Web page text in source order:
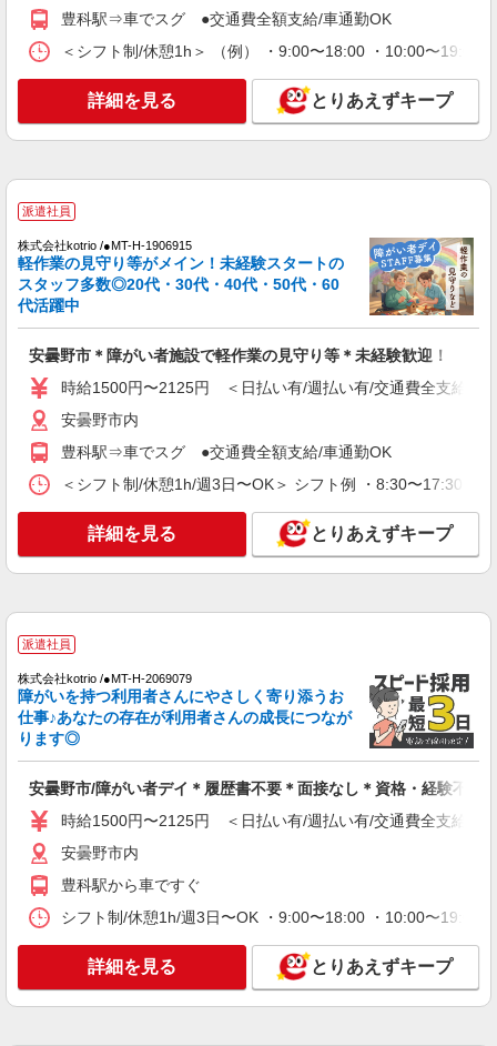
豊科駅⇒車でスグ ●交通費全額支給/車通勤OK
＜シフト制/休憩1h＞ （例） ・9:00〜18:00 ・10:00〜19:00
詳細を見る とりあえずキープ
派遣社員
株式会社kotrio /●MT-H-1906915
軽作業の見守り等がメイン！未経験スタートの
スタッフ多数◎20代・30代・40代・50代・60
代活躍中
安曇野市＊障がい者施設で軽作業の見守り等＊未経験歓迎！
時給1500円〜2125円 ＜日払い有/週払い有/交通費全支給(ガ
安曇野市内
豊科駅⇒車でスグ ●交通費全額支給/車通勤OK
＜シフト制/休憩1h/週3日〜OK＞ シフト例 ・8:30〜17:30 ・
詳細を見る とりあえずキープ
派遣社員
株式会社kotrio /●MT-H-2069079
障がいを持つ利用者さんにやさしく寄り添うお
仕事♪あなたの存在が利用者さんの成長につなが
ります◎
安曇野市/障がい者デイ＊履歴書不要＊面接なし＊資格・経験不問
時給1500円〜2125円 ＜日払い有/週払い有/交通費全支給(ガ
安曇野市内
豊科駅から車ですぐ
シフト制/休憩1h/週3日〜OK ・9:00〜18:00 ・10:00〜19:00
詳細を見る とりあえずキープ